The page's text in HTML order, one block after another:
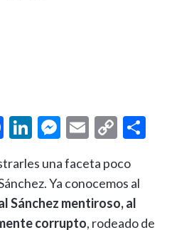
F
e
b
o
Li
ke
dI
n
M
se
n
g
E
ai
l
C
p
y
Li ar
una faceta poco
Ya conocemos al
Sánchez mentiroso, al
corrupto, rodeado de